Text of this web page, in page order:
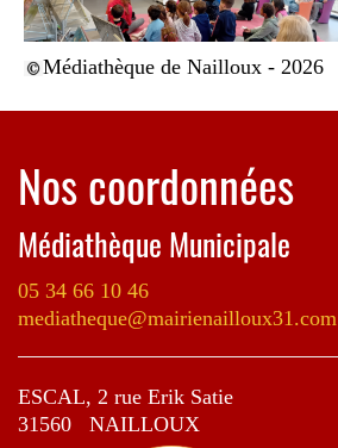
Médiathèque de Nailloux - 2026
Nos coordonnées
Médiathèque Municipale
05 34 66 10 46
mediatheque@mairienailloux31.com
ESCAL, 2 rue Erik Satie
31560 NAILLOUX